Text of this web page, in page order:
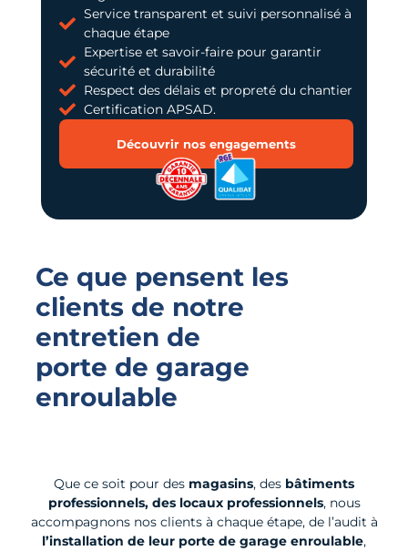
Service transparent et suivi personnalisé à
chaque étape
Expertise et savoir-faire pour garantir
sécurité et durabilité
Respect des délais et propreté du chantier
Certification APSAD.
Découvrir nos engagements
Ce que pensent les
clients de notre
entretien de
porte de garage
enroulable
Que ce soit pour des magasins, des bâtiments
professionnels, des locaux professionnels, nous
accompagnons nos clients à chaque étape, de l’audit à
l’installation de leur porte de garage enroulable,